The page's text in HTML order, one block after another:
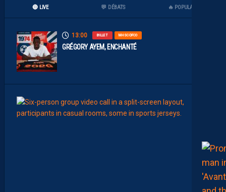
🔴 LIVE 💬 DÉBATS 🔥 POPULAIRES
13:00 BILLET MHSC-DFCO
GRÉGORY AYEM, ENCHANTÉ
P
S
H
O
W
S
0